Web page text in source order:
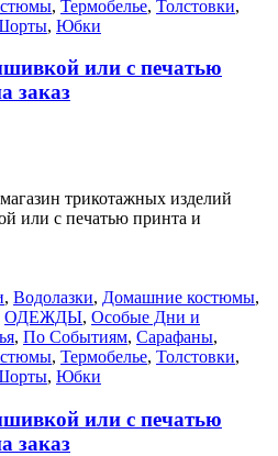
, Термобелье, Толстовки,
, Юбки
или с печатью
заказ
трикотажных изделий
или с печатью принта и
, Водолазки, Домашние костюмы,
ОДЕЖДЫ, Особые Дни и
, По Событиям, Сарафаны,
, Термобелье, Толстовки,
, Юбки
или с печатью
заказ